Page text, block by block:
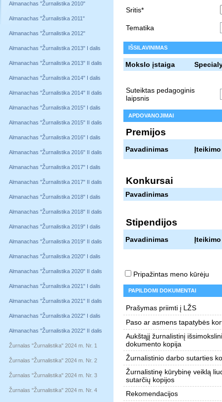
Almanachas "Žurnalistika 2010"
Almanachas "Žurnalistika 2011"
Almanachas "Žurnalistika 2012"
Almanachas "Žurnalistika 2013" I dalis
Almanachas "Žurnalistika 2013" II dalis
Almanachas "Žurnalistika 2014" I dalis
Almanachas "Žurnalistika 2014" II dalis
Almanachas "Žurnalistika 2015" I dalis
Almanachas "Žurnalistika 2015" II dalis
Almanachas "Žurnalistika 2016" I dalis
Almanachas "Žurnalistika 2016" II dalis
Almanachas "Žurnalistika 2017" I dalis
Almanachas "Žurnalistika 2017" II dalis
Almanachas "Žurnalistika 2018" I dalis
Almanachas "Žurnalistika 2018" II dalis
Almanachas "Žurnalistika 2019" I dalis
Almanachas "Žurnalistika 2019" II dalis
Almanachas "Žurnalistika 2020" I dalis
Almanachas "Žurnalistika 2020" II dalis
Almanachas "Žurnalistika 2021" I dalis
Almanachas "Žurnalistika 2021" II dalis
Almanachas "Žurnalistika 2022" I dalis
Almanachas "Žurnalistika 2022" II dalis
Žurnalas "Žurnalistika" 2024 m. Nr. 1
Žurnalas "Žurnalistika" 2024 m. Nr. 2
Žurnalas "Žurnalistika" 2024 m. Nr. 3
Žurnalas "Žurnalistika" 2024 m. Nr. 4
Sritis*
Tematika
IŠSILAVINIMAS
Mokslo įstaiga
Suteiktas pedagoginis
laipsnis
APDOVANOJIMAI
Premijos
Pavadinimas
Konkursai
Pavadinimas
Stipendijos
Pavadinimas
Pripažintas meno kūrėju
PAPILDOMI DOKUMENTAI
Prašymas priimti į LŽS
Paso ar asmens tapatybės
Aukštąjį žurnalistinį
dokumento kopija
Žurnalistinio darbo sutarties
Žurnalistinę kūrybinę veiklą
sutarčių kopijos
Rekomendacijos